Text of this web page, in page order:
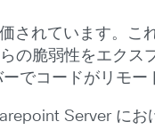
されています。
脆弱性をエクス
でコードがリモー
Server に